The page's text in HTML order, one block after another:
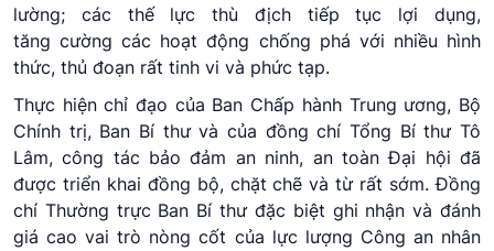
lường; các thế lực thù địch tiếp tục lợi dụng,
tăng cường các hoạt động chống phá với nhiều hình
thức, thủ đoạn rất tinh vi và phức tạp.
Thực hiện chỉ đạo của Ban Chấp hành Trung ương, Bộ
Chính trị, Ban Bí thư và của đồng chí Tổng Bí thư Tô
Lâm, công tác bảo đảm an ninh, an toàn Đại hội đã
được triển khai đồng bộ, chặt chẽ và từ rất sớm. Đồng
chí Thường trực Ban Bí thư đặc biệt ghi nhận và đánh
giá cao vai trò nòng cốt của lực lượng Công an nhân